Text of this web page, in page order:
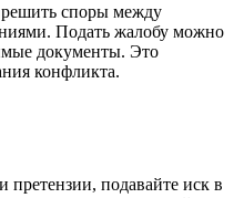
решить споры между
Подать жалобу можно
документы. Это
конфликта.
претензии, подавайте иск в